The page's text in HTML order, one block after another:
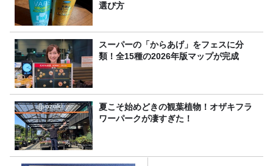
選び方
スーパーの「からあげ」をフェスに分
類！全15種の2026年版マップが完成
夏こそ始めどきの観葉植物！オザキフラ
ワーパークが凄すぎた！